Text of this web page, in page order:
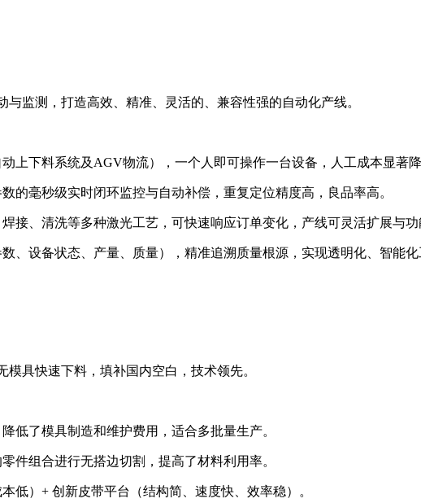
监测，打造高效、精准、灵活的、兼容性强的自动化产线。
上下料系统及AGV物流），一个人即可操作一台设备，人工成本显著降
的毫秒级实时闭环监控与自动补偿，重复定位精度高，良品率高。
接、清洗等多种激光工艺，可快速响应订单变化，产线可灵活扩展与功
、设备状态、产量、质量），精准追溯质量根源，实现透明化、智能化
具快速下料，填补国内空白，技术领先。
低了模具制造和维护费用，适合多批量生产。
件组合进行无搭边切割，提高了材料利用率。
低）+ 创新皮带平台（结构简、速度快、效率稳）。